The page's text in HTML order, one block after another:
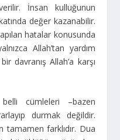
İnsan kulluğunun
değer kazanabilir.
hatalar konusunda
Allah’tan yardım
davranış Allah’a karşı
cümleleri –bazen
durmak değildir.
tamamen farklıdır. Dua